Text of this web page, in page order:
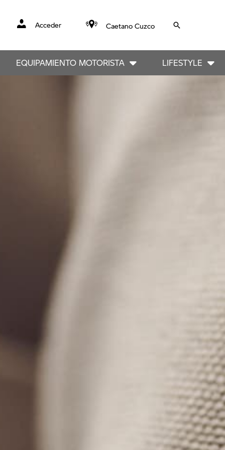
Acceder Caetano Cuzco
EQUIPAMIENTO MOTORISTA LIFESTYLE